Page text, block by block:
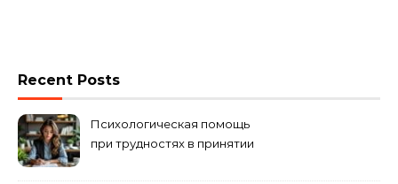
Recent Posts
Психологическая помощь
при трудностях в принятии